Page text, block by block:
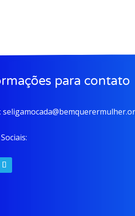
para contato